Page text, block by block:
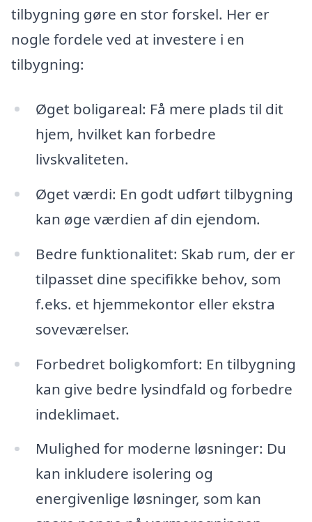
tilbygning gøre en stor forskel. Her er
nogle fordele ved at investere i en
tilbygning:
Øget boligareal: Få mere plads til dit
hjem, hvilket kan forbedre
livskvaliteten.
Øget værdi: En godt udført tilbygning
kan øge værdien af din ejendom.
Bedre funktionalitet: Skab rum, der er
tilpasset dine specifikke behov, som
f.eks. et hjemmekontor eller ekstra
soveværelser.
Forbedret boligkomfort: En tilbygning
kan give bedre lysindfald og forbedre
indeklimaet.
Mulighed for moderne løsninger: Du
kan inkludere isolering og
energivenlige løsninger, som kan